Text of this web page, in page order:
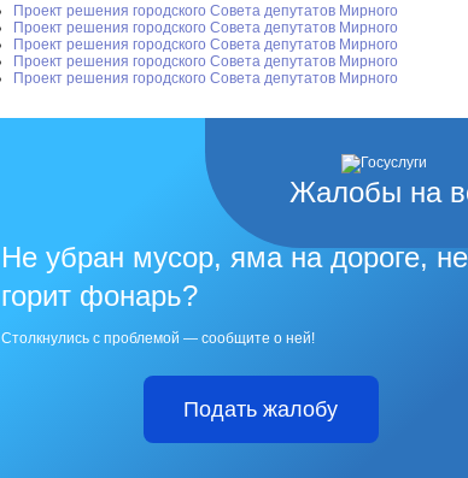
Проект решения городского Совета депутатов Мирного
Проект решения городского Совета депутатов Мирного
Проект решения городского Совета депутатов Мирного
Проект решения городского Совета депутатов Мирного
Проект решения городского Совета депутатов Мирного
Жалобы на
Не убран мусор, яма на дороге, не
горит фонарь?
Столкнулись с проблемой — сообщите о ней!
Подать жалобу